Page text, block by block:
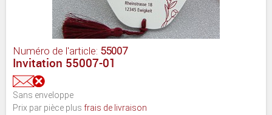
Numéro de l'article: 55007
Invitation 55007-01
Sans enveloppe
Prix par pièce plus frais de livraison